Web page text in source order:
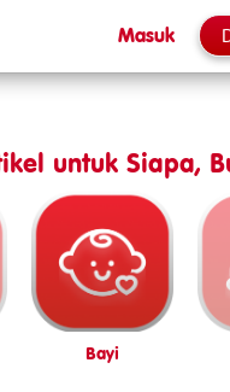
Masuk
untuk Siapa,
Bayi